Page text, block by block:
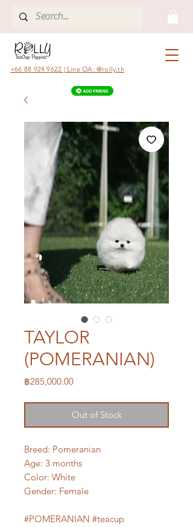
+66 88 924 9622 | Line OA: @rolly.th
TAYLOR
(POMERANIAN)
฿285,000.00Price
Out of Stock
Breed: Pomeranian
Age: 3 months
Color: White
Gender: Female
#POMERANIAN #teacup